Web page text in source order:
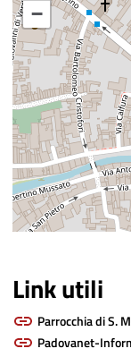
−
Link utili
Parrocchia di S.
Padovanet-